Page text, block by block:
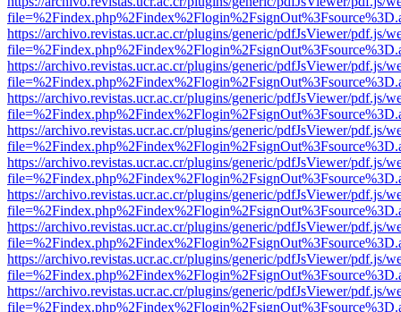
https://archivo.revistas.ucr.ac.cr/plugins/generic/pdfJsViewer/pdf.js/
https://archivo.revistas.ucr.ac.cr/plugins/generic/pdfJsViewer/pdf.js/
https://archivo.revistas.ucr.ac.cr/plugins/generic/pdfJsViewer/pdf.js/
https://archivo.revistas.ucr.ac.cr/plugins/generic/pdfJsViewer/pdf.js/
https://archivo.revistas.ucr.ac.cr/plugins/generic/pdfJsViewer/pdf.js/
https://archivo.revistas.ucr.ac.cr/plugins/generic/pdfJsViewer/pdf.js/
https://archivo.revistas.ucr.ac.cr/plugins/generic/pdfJsViewer/pdf.js/
https://archivo.revistas.ucr.ac.cr/plugins/generic/pdfJsViewer/pdf.js/
https://archivo.revistas.ucr.ac.cr/plugins/generic/pdfJsViewer/pdf.js/